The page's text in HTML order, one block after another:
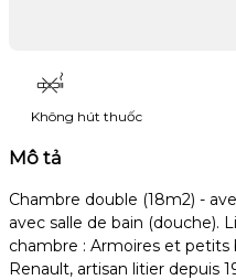
Không hút thuốc
Mô tả
Chambre double (18m2) -
avec salle de bain (douche).
chambre : Armoires et petits
Renault, artisan litier depuis